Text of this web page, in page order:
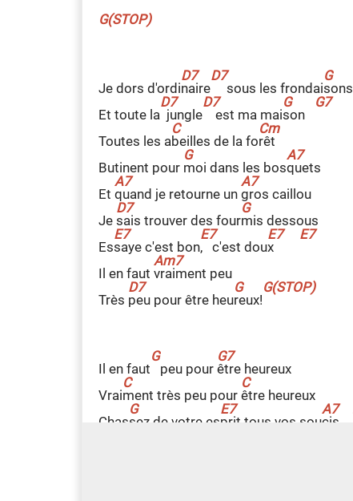
G(STOP)
Je dors d'ordinaire sous les frondaisons
Et toute la jungle est ma maison
Toutes les abeilles de la forêt
Butinent pour moi dans les bosquets
Et quand je retourne un gros caillou
Je sais trouver des fourmis dessous
Essaye c'est bon, c'est doux
Il en faut vraiment peu
Très peu pour être heureux!
Il en faut peu pour être heureux
Vraiment très peu pour être heureux
Chassez de votre esprit tous vos soucis